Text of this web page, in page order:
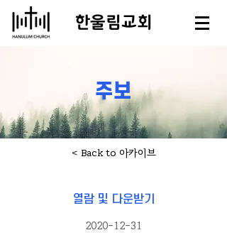
​한울림교회
주보
< Back to 아카이브
열람 및 다운받기
2020-12-31